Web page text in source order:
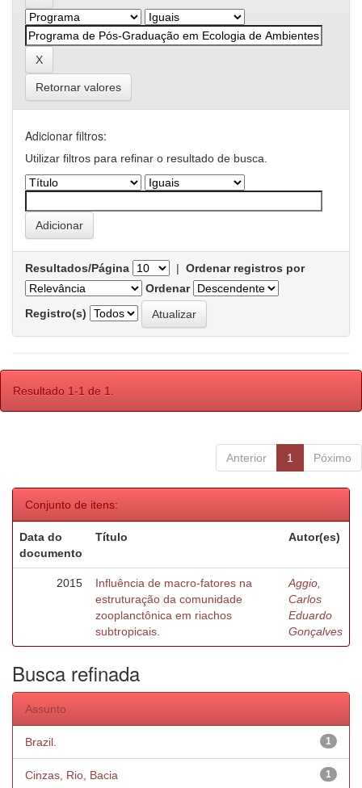
Retornar valores
Adicionar filtros:
Utilizar filtros para refinar o resultado de busca.
Resultados/Página | Ordenar registros por
Ordenar
Registro(s)
Resultado 1-1 de 1.
Anterior 1 Póximo
Conjunto de itens:
Data do
documento
Título Autor(es)
2015
Influência de macro-fatores na
estruturação da comunidade
zooplanctônica em riachos
subtropicais.
Aggio,
Carlos
Eduardo
Gonçalves
Busca refinada
Assunto
1
Brazil.
1
Cinzas, Rio, Bacia